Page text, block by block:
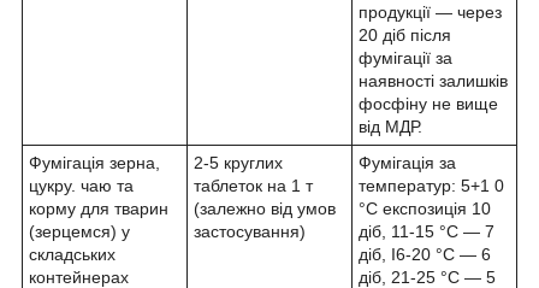
продукції — через
20 діб після
фумігації за
наявності залишків
фосфіну не вище
від МДР.
Фумігація зерна,
цукру. чаю та
корму для тварин
(зерцемся) у
складських
контейнерах
2-5 круглих
таблеток на 1 т
(залежно від умов
застосування)
Фумігація за
температур: 5+1 0
°C експозиція 10
діб, 11-15 °C — 7
діб, І6-20 °C — 6
діб, 21-25 °C — 5